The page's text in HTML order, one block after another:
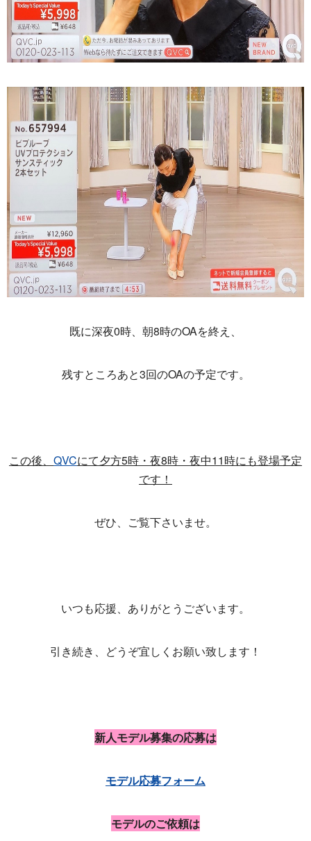
既に深夜0時、朝8時のOAを終え、
残すところあと3回のOAの予定です。
この後、 QVCにて夕方5時・夜8時・夜中11時にも登場予定
です！
ぜひ、ご覧下さいませ。
いつも応援、ありがとうございます。
引き続き、どうぞ宜しくお願い致します！
新人モデル募集の応募は
モデル応募フォーム
モデルのご依頼は